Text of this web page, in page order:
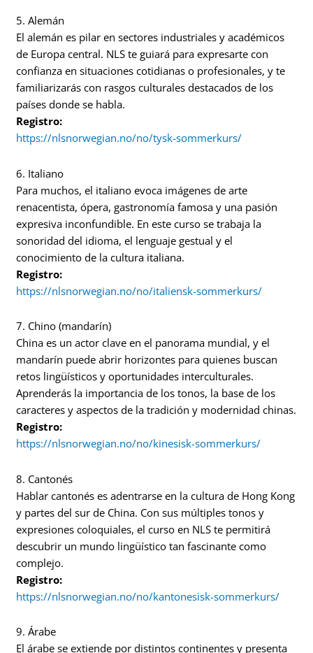
5. Alemán
El alemán es pilar en sectores industriales y académicos
de Europa central. NLS te guiará para expresarte con
confianza en situaciones cotidianas o profesionales, y te
familiarizarás con rasgos culturales destacados de los
países donde se habla.
Registro:
https://nlsnorwegian.no/no/tysk-sommerkurs/
6. Italiano
Para muchos, el italiano evoca imágenes de arte
renacentista, ópera, gastronomía famosa y una pasión
expresiva inconfundible. En este curso se trabaja la
sonoridad del idioma, el lenguaje gestual y el
conocimiento de la cultura italiana.
Registro:
https://nlsnorwegian.no/no/italiensk-sommerkurs/
7. Chino (mandarín)
China es un actor clave en el panorama mundial, y el
mandarín puede abrir horizontes para quienes buscan
retos lingüísticos y oportunidades interculturales.
Aprenderás la importancia de los tonos, la base de los
caracteres y aspectos de la tradición y modernidad chinas.
Registro:
https://nlsnorwegian.no/no/kinesisk-sommerkurs/
8. Cantonés
Hablar cantonés es adentrarse en la cultura de Hong Kong
y partes del sur de China. Con sus múltiples tonos y
expresiones coloquiales, el curso en NLS te permitirá
descubrir un mundo lingüístico tan fascinante como
complejo.
Registro:
https://nlsnorwegian.no/no/kantonesisk-sommerkurs/
9. Árabe
El árabe se extiende por distintos continentes y presenta